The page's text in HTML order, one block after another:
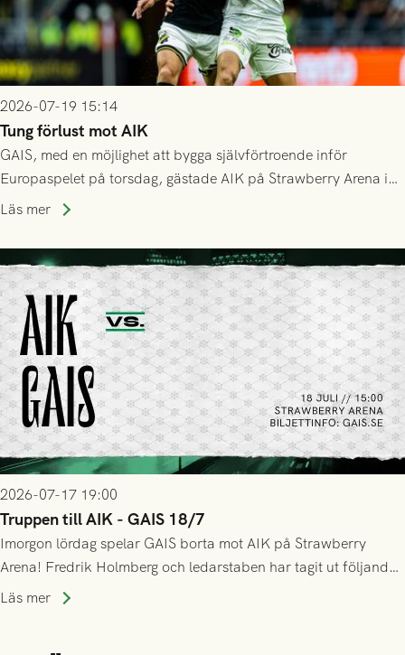
2026-07-19 15:14
Tung förlust mot AIK
GAIS, med en möjlighet att bygga självförtroende inför
Europaspelet på torsdag, gästade AIK på Strawberry Arena i
Stockholm . Men trots konstant hotande i första halvlek av
lyckades få in 2-0.
Läs mer
2026-07-17 19:00
Truppen till AIK - GAIS 18/7
Imorgon lördag spelar GAIS borta mot AIK på Strawberry
Arena! Fredrik Holmberg och ledarstaben har tagit ut följande
trupp till matchen:
Läs mer